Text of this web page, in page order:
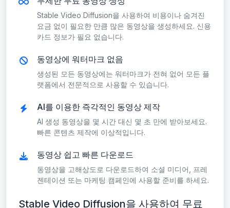
Stable Video Diffusion을 사용하여 비용이나 숨겨진
요금 없이 필요한 만큼 많은 동영상을 생성하세요. 신용
카드 정보가 필요 없습니다.
동영상에 워터마크 없음
생성된 모든 동영상에는 워터마크가 전혀 없어 모든 플
랫폼에서 전문적으로 사용할 수 있습니다.
AI를 이용한 즉각적인 동영상 제작
AI 생성 동영상을 몇 시간 대신 몇 초 만에 받아보세요.
빠른 콘텐츠 제작에 이상적입니다.
동영상 쉽고 빠른 다운로드
동영상을 고해상도로 다운로드하여 소셜 미디어, 프레
젠테이션 또는 마케팅 캠페인에 사용할 준비를 하세요.
Stable Video Diffusion을 사용하여 무료